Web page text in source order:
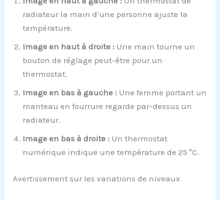
radiateur la main d’une personne ajuste la
température.
Image en haut à droite : Une main tourne un
bouton de réglage peut-être pour un
thermostat.
Image en bas à gauche : Une femme portant un
manteau en fourrure regarde par-dessus un
radiateur.
Image en bas à droite : Un thermostat
numérique indique une température de 25 °C.
Avertissement sur les variations de niveaux